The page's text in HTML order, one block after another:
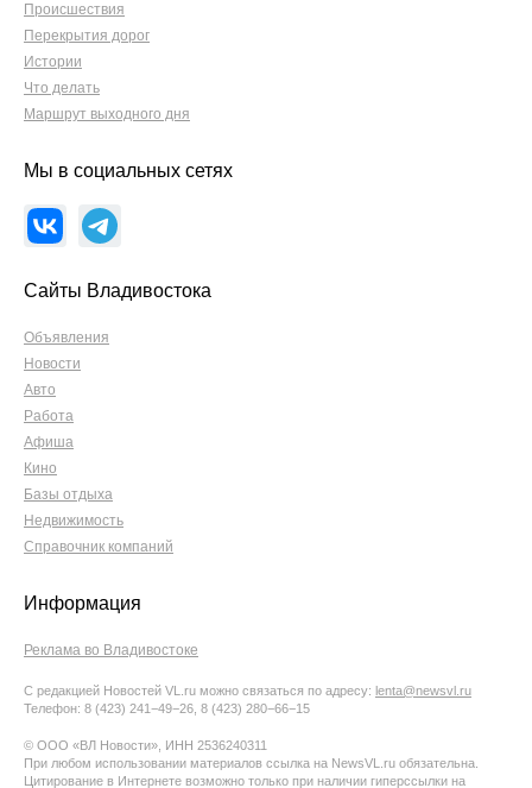
Происшествия
Перекрытия дорог
Истории
Что делать
Маршрут выходного дня
Мы в социальных сетях
Сайты Владивостока
Объявления
Новости
Авто
Работа
Афиша
Кино
Базы отдыха
Недвижимость
Справочник компаний
Информация
Реклама во Владивостоке
С редакцией Новостей VL.ru можно связаться по адресу: lenta@newsvl.ru
Телефон: 8 (423) 241−49−26, 8 (423) 280−66−15
© ООО «ВЛ Новости», ИНН 2536240311
При любом использовании материалов ссылка на NewsVL.ru обязательна.
Цитирование в Интернете возможно только при наличии гиперссылки на